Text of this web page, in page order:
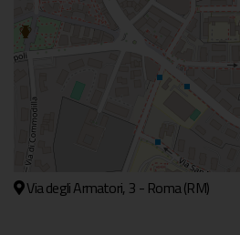
Via degli Armatori, 3 - Roma (RM)